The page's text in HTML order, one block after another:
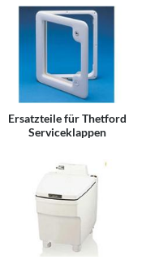
Ersatzteile für Thetford
Serviceklappen